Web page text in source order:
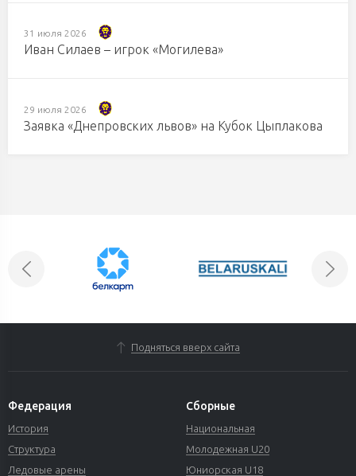
31 июля 2026
Иван Силаев – игрок «Могилева»
29 июля 2026
Заявка «Днепровских львов» на Кубок Цыплакова
Подняться вверх сайта
Федерация
История
Структура
Ледовые арены
Сборные
Национальная
Молодежная U20
Юниорская U18